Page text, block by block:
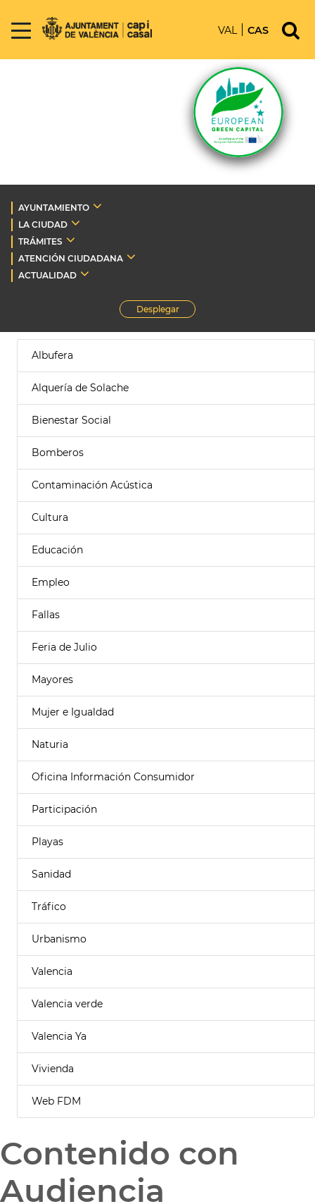
VAL CAS
AYUNTAMIENTO
LA CIUDAD
TRÁMITES
ATENCIÓN CIUDADANA
ACTUALIDAD
Desplegar
Albufera
Alquería de Solache
Bienestar Social
Bomberos
Contaminación Acústica
Cultura
Educación
Empleo
Fallas
Feria de Julio
Mayores
Mujer e Igualdad
Naturia
Oficina Información Consumidor
Participación
Playas
Sanidad
Tráfico
Urbanismo
Valencia
Valencia verde
Valencia Ya
Vivienda
Web FDM
Contenido con
Audiencia